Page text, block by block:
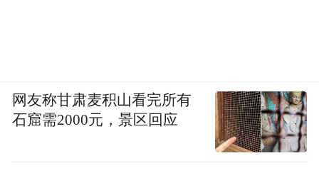
网友称甘肃麦积山看完所有
石窟需2000元，景区回应